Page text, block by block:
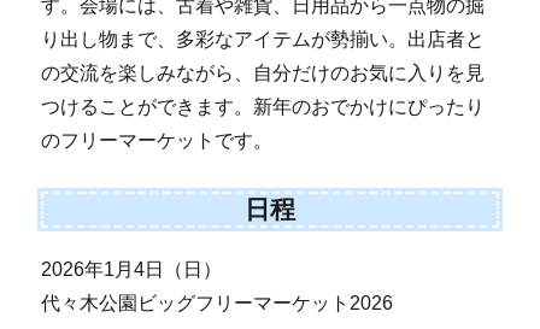
す。会場には、古着や雑貨、日用品から一点物の掘
り出し物まで、多彩なアイテムが勢揃い。出店者と
の交流を楽しみながら、自分だけのお気に入りを見
つけることができます。新年のおでかけにぴったり
のフリーマーケットです。
日程
2026年1月4日（日）
代々木公園ビッグフリーマーケット2026